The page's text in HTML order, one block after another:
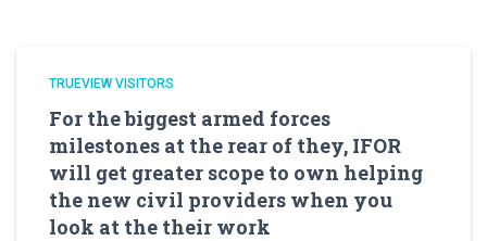
TRUEVIEW VISITORS
For the biggest armed forces
milestones at the rear of they, IFOR
will get greater scope to own helping
the new civil providers when you
look at the their work